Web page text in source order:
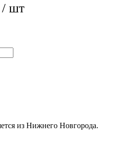
/ шт
из Нижнего Новгорода.